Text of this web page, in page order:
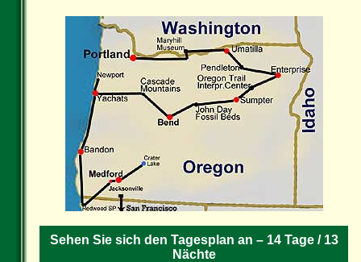
Sehen Sie sich den Tagesplan an – 14 Tage / 13
Nächte